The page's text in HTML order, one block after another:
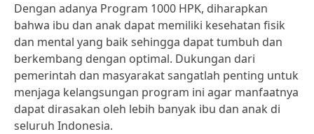
Dengan adanya Program 1000 HPK, diharapkan
bahwa ibu dan anak dapat memiliki kesehatan fisik
dan mental yang baik sehingga dapat tumbuh dan
berkembang dengan optimal. Dukungan dari
pemerintah dan masyarakat sangatlah penting untuk
menjaga kelangsungan program ini agar manfaatnya
dapat dirasakan oleh lebih banyak ibu dan anak di
seluruh Indonesia.